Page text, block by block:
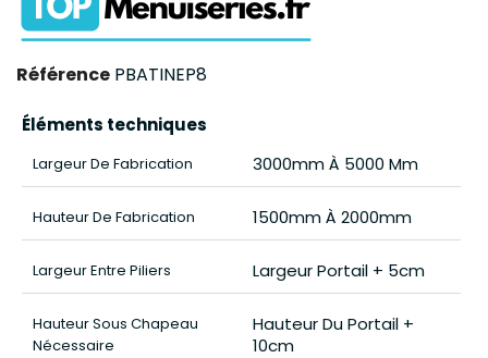
Référence PBATINEP8
Éléments techniques
Largeur De Fabrication 3000mm À 5000 Mm
Hauteur De Fabrication 1500mm À 2000mm
Largeur Entre Piliers Largeur Portail + 5cm
Hauteur Sous Chapeau
Nécessaire
Hauteur Du Portail +
10cm